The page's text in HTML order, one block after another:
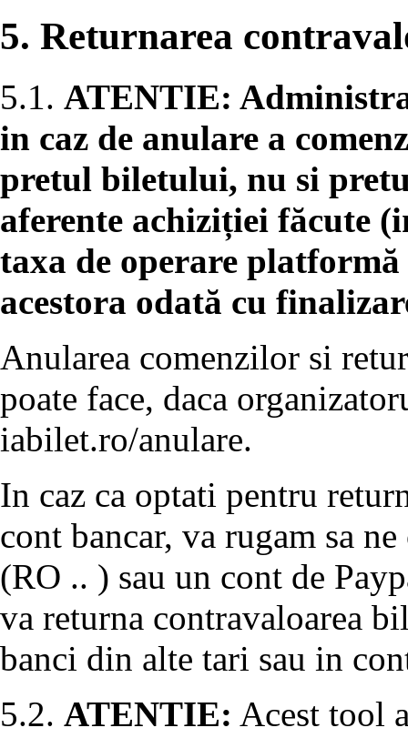
5. Returnarea
5.1. ATENTIE:
in caz de anulare a
pretul biletului, nu si
aferente achiziției făcute
taxa de operare
acestora odată cu
Anularea comenzilor si
poate face, daca
iabilet.ro/anulare.
In caz ca optati pentru
cont bancar, va rugam sa
(RO .. ) sau un cont de
va returna contravaloarea
banci din alte tari sau in
5.2. ATENTIE: Acest tool